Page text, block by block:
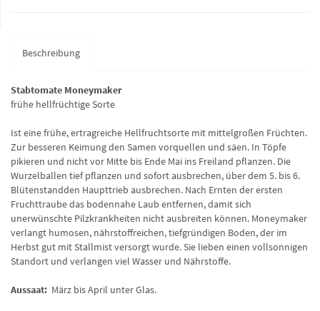
Beschreibung
Stabtomate Moneymaker
frühe hellfrüchtige Sorte
Ist eine frühe, ertragreiche Hellfruchtsorte mit mittelgroßen Früchten.
Zur besseren Keimung den Samen vorquellen und säen. In Töpfe
pikieren und nicht vor Mitte bis Ende Mai ins Freiland pflanzen. Die
Wurzelballen tief pflanzen und sofort ausbrechen, über dem 5. bis 6.
Blütenstandden Haupttrieb ausbrechen. Nach Ernten der ersten
Fruchttraube das bodennahe Laub entfernen, damit sich
unerwünschte Pilzkrankheiten nicht ausbreiten können. Moneymaker
verlangt humosen, nährstoffreichen, tiefgründigen Boden, der im
Herbst gut mit Stallmist versorgt wurde. Sie lieben einen vollsonnigen
Standort und verlangen viel Wasser und Nährstoffe.
Aussaat: März bis April unter Glas.